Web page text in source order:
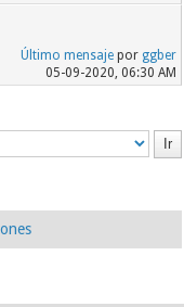
Último mensajepor ggber
05-09-2020, 06:30 AM